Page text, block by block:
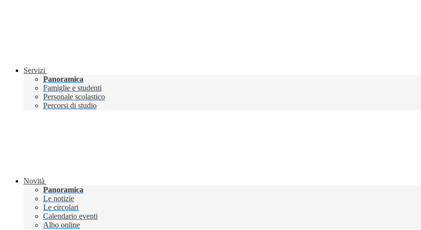
Servizi
Panoramica
Famiglie e studenti
Personale scolastico
Percorsi di studio
Novità
Panoramica
Le notizie
Le circolari
Calendario eventi
Albo online